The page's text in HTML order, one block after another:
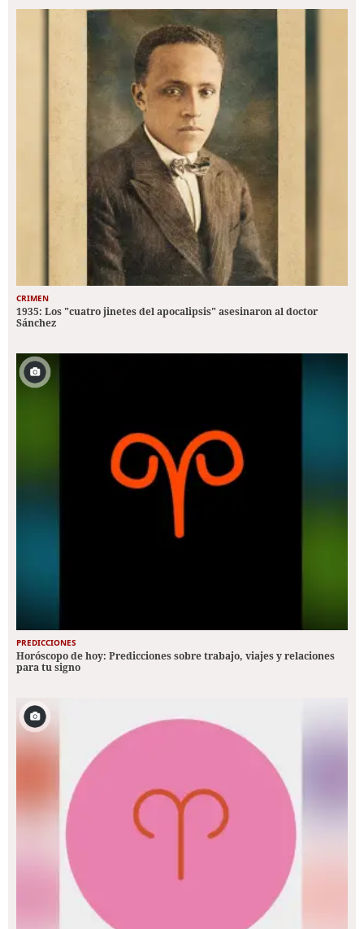
CRIMEN
1935: Los "cuatro jinetes del apocalipsis" asesinaron al doctor
Sánchez
PREDICCIONES
Horóscopo de hoy: Predicciones sobre trabajo, viajes y relaciones
para tu signo